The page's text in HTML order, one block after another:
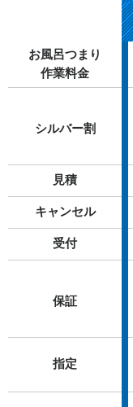
お風呂つまり
作業料金
シルバー割
見積
キャンセル
受付
保証
指定